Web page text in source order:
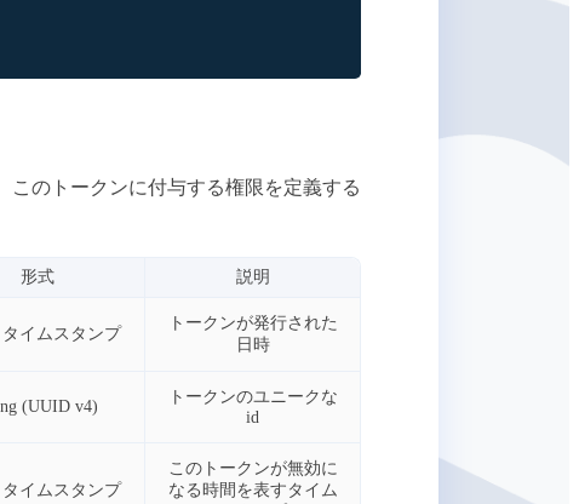
このトークンに付与する権限を定義する
形式 説明
イムスタンプ
トークンが発行された
日時
(UUID v4)
トークンのユニークな
id
イムスタンプ
このトークンが無効に
なる時間を表すタイム